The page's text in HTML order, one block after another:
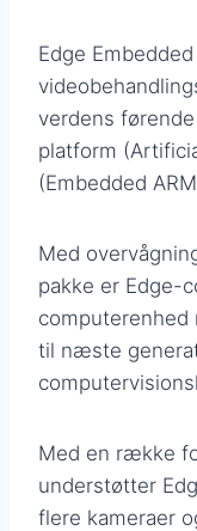
Edge
verdens
platform
(Embedded
Med
pakke er Edge-
til næste
Med en række
understøtter
flere kameraer